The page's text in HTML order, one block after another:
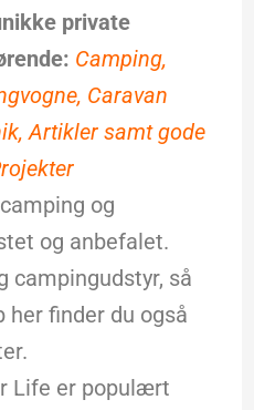
private
Camping,
Caravan
Artikler samt gode
og
og anbefalet.
campingudstyr, så
her finder du også
Life er populært